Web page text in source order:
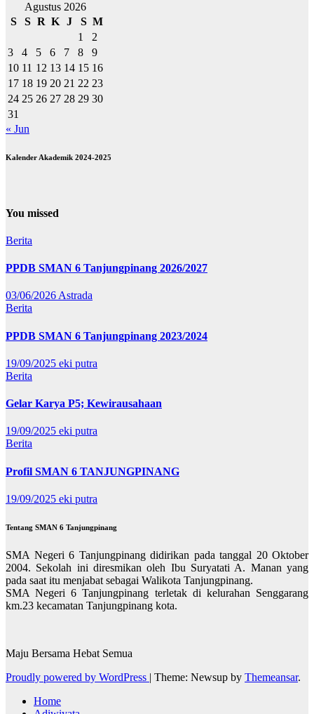
Agustus 2026
S
S R K J S M
1
2
3
4 5 6 7 8
9
10 11 12 13 14 15 16
17 18 19 20 21 22 23
24 25 26 27 28 29 30
31
« Jun
Kalender Akademik 2024-2025
You missed
Berita
PPDB SMAN 6 Tanjungpinang 2026/2027
03/06/2026Astrada
Berita
PPDB SMAN 6 Tanjungpinang 2023/2024
19/09/2025 eki putra
Berita
Gelar Karya P5; Kewirausahaan
19/09/2025 eki putra
Berita
Profil SMAN 6 TANJUNGPINANG
19/09/2025 eki putra
Tentang SMAN 6 Tanjungpinang
SMA Negeri 6 Tanjungpinang didirikan pada tanggal 20 Oktober
2004. Sekolah ini diresmikan oleh Ibu Suryatati A. Manan yang
pada saat itu menjabat sebagai Walikota Tanjungpinang.
SMA Negeri 6 Tanjungpinang terletak di kelurahan Senggarang
km.23 kecamatan Tanjungpinang kota.
Maju Bersama Hebat Semua
Proudly powered by WordPress | Theme: Newsup by Themeansar.
Home